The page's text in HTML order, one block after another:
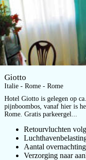
Giotto
Italie - Rome - Rome
Hotel Giotto is gelegen op
pijnboombos, vanaf hier is
Rome. Gratis parkeergel...
Retourvluchten
Aantal
Verzorging naar